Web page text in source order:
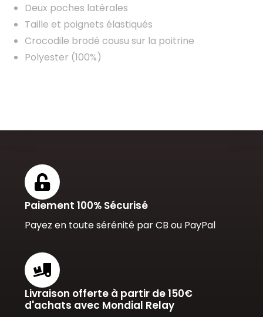
Deux poches latérales
Taille et poignets élastiqués
Crocodile brodé cousu sur la poitrine
Polyester (100%)
Paiement 100% Sécurisé
Payez en toute sérénité par CB ou PayPal
Livraison offerte à partir de 150€
d'achats avec Mondial Relay